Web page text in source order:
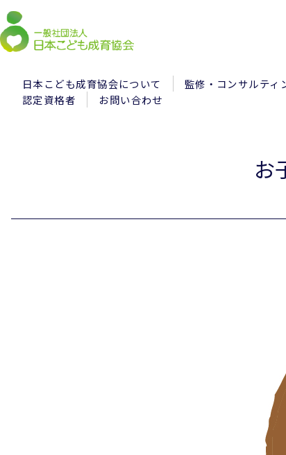
日本こども成育協会について 監修・コンサルティ
認定資格者
お問い合わせ
お